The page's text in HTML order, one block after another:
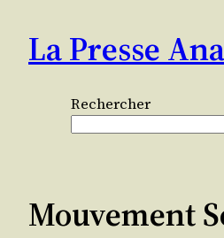
contenu
La Presse
Rechercher
Mouvement